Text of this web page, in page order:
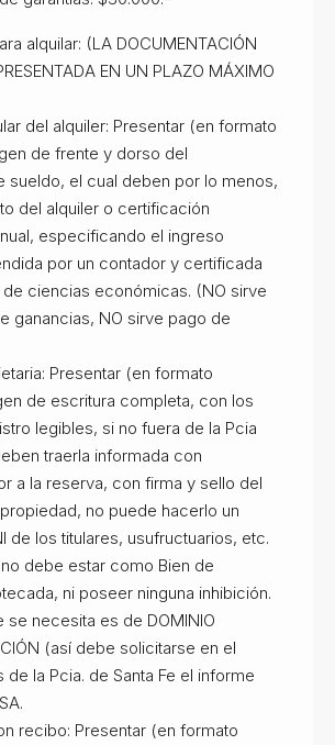
alquilar: (LA DOCUMENTACIÓN
EN UN PLAZO MÁXIMO
del alquiler: Presentar (en formato
de frente y dorso del
sueldo, el cual deben por lo menos,
del alquiler o certificación
especificando el ingreso
por un contador y certificada
ciencias económicas. (NO sirve
ganancias, NO sirve pago de
Presentar (en formato
de escritura completa, con los
legibles, si no fuera de la Pcia
traerla informada con
a la reserva, con firma y sello del
no puede hacerlo un
de los titulares, usufructuarios, etc.
debe estar como Bien de
ni poseer ninguna inhibición.
se necesita es de DOMINIO
(así debe solicitarse en el
de la Pcia. de Santa Fe el informe
recibo: Presentar (en formato